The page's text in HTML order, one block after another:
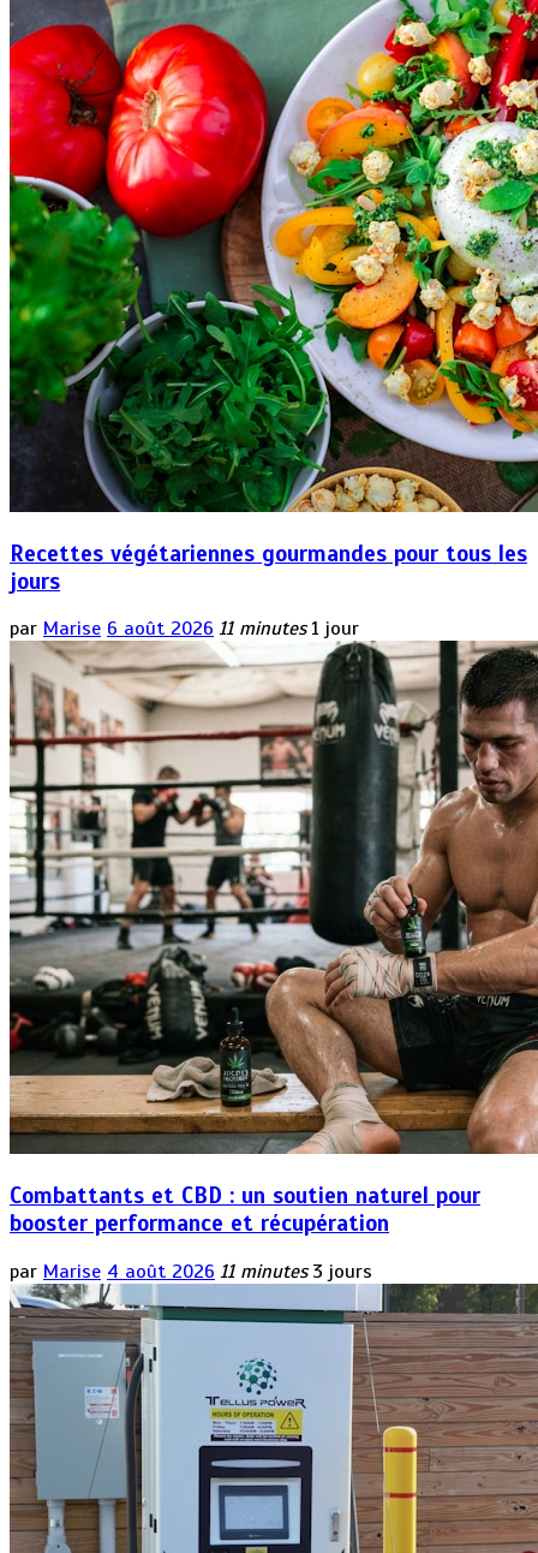
Recettes végétariennes gourmandes pour tous les
jours
par Marise 6 août 2026 11 minutes 1 jour
Combattants et CBD : un soutien naturel pour
booster performance et récupération
par Marise 4 août 2026 11 minutes 3 jours